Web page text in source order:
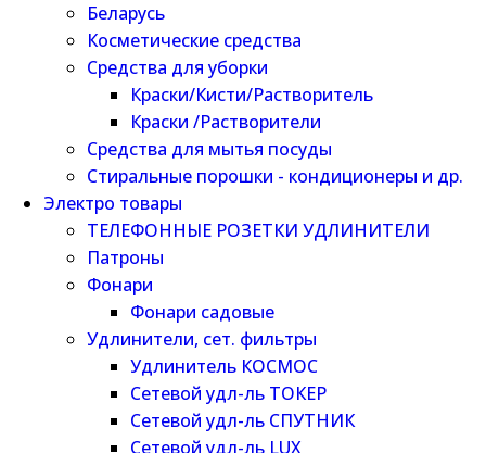
Беларусь
Косметические средства
Средства для уборки
Краски/Кисти/Растворитель
Краски /Растворители
Средства для мытья посуды
Стиральные порошки - кондиционеры и др.
Электро товары
ТЕЛЕФОННЫЕ РОЗЕТКИ УДЛИНИТЕЛИ
Патроны
Фонари
Фонари садовые
Удлинители, сет. фильтры
Удлинитель КОСМОС
Сетевой удл-ль ТОКЕР
Сетевой удл-ль СПУТНИК
Сетевой удл-ль LUX